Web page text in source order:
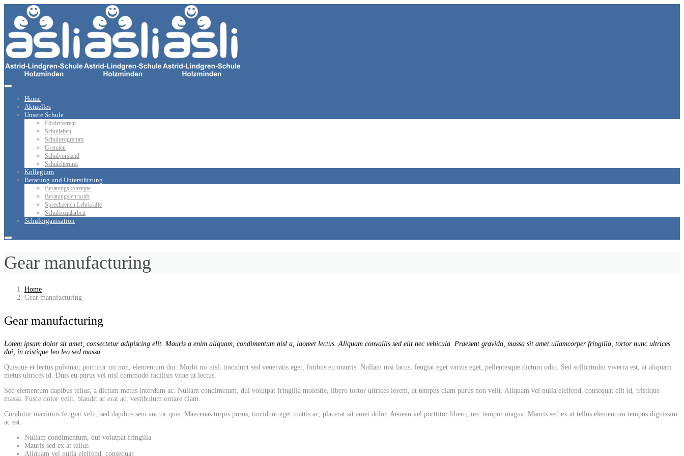
Home
Aktuelles
Unsere Schule
Förderverein
Schulleben
Schulprogramm
Gremien
Schulvorstand
Schulelternrat
Kollegium
Beratung und Unterstützung
Beratungskonzepte
Beratungslehrkraft
Sprechzeiten Lehrkräfte
Schulsozialarbeit
Schulorganisation
Gear manufacturing
Home
Gear manufacturing
Gear manufacturing
Lorem ipsum dolor sit amet, consectetur adipiscing elit. Mauris a enim aliquam, condimentum nisl a, laoreet lectus. Aliquam convallis sed elit nec vehicula. Praesent gravida, massa sit amet ullamcorper fringilla, tortor nunc ultrices
dui, in tristique leo leo sed massa.
Quisque et lectus pulvinar, porttitor mi non, elementum dui. Morbi mi nisl, tincidunt sed venenatis eget, finibus eu mauris. Nullam nisi lacus, feugiat eget varius eget, pellentesque dictum odio. Sed sollicitudin viverra est, at aliquam
metus ultrices id. Duis eu purus vel nisl commodo facilisis vitae ut lectus.
Sed elementum dapibus tellus, a dictum metus interdum ac. Nullam condimetum, dui volutpat fringilla molestie, libero tortor ultrices lorem, at tempus diam purus non velit. Aliquam vel nulla eleifend, consequat elit id, tristique
massa. Fusce dolor velit, blandit ac erat ac, vestibulum ornare diam.
Curabitur maximus feugiat velit, sed dapibus sem auctor quis. Maecenas turpis purus, tincidunt eget mattis ac, placerat sit amet dolor. Aenean vel porttitor libero, nec tempor magna. Mauris sed ex at tellus elementum tempus dignissim
ac est.
Nullam condimentum, dui volutpat fringilla
Mauris sed ex at tellus
Aliquam vel nulla eleifend, consequat